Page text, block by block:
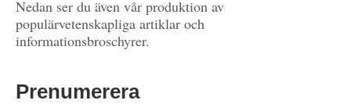
Nedan ser du även vår produktion av
populärvetenskapliga artiklar och
informationsbroschyrer.
Prenumerera